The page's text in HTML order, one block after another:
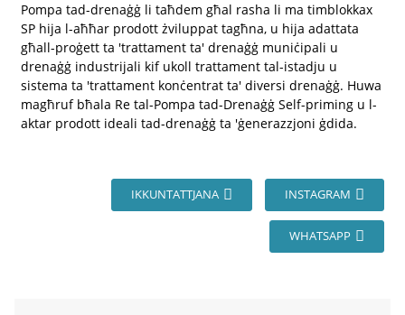
Pompa tad-drenaġġ li taħdem għal rasha li ma timblokkax
SP hija l-aħħar prodott żviluppat tagħna, u hija adattata
għall-proġett ta 'trattament ta' drenaġġ muniċipali u
drenaġġ industrijali kif ukoll trattament tal-istadju u
sistema ta 'trattament konċentrat ta' diversi drenaġġ. Huwa
magħruf bħala Re tal-Pompa tad-Drenaġġ Self-priming u l-
aktar prodott ideali tad-drenaġġ ta 'ġenerazzjoni ġdida.
IKKUNTATTJANA INSTAGRAM
WHATSAPP